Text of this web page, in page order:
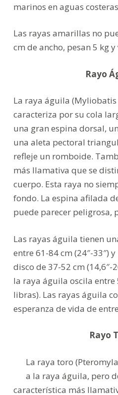
marinos en aguas
Las rayas amarillas no
cm de ancho, pesan 5 kg
Rayo
La raya águila (Myliobatis
caracteriza por su cola
una gran espina dorsal,
una aleta pectoral
refleje un romboide.
más llamativa que se
cuerpo. Esta raya no
fondo. La espina afilada
puede parecer peligrosa,
Las rayas águila tienen
entre 61-84 cm (24″-33″)
disco de 37-52 cm (14,6″-
la raya águila oscila entre
libras). Las rayas águila
esperanza de vida de
Rayo
La raya toro
a la raya águila, pero
característica más